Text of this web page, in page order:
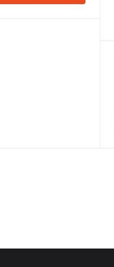
era:
es: